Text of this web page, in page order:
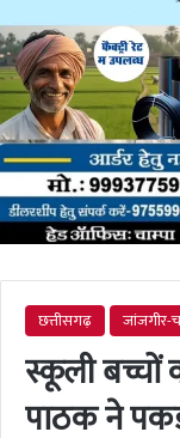
छत्तीसगढ़ जांजगीर-
स्कूली बच्चों
पाठक ने